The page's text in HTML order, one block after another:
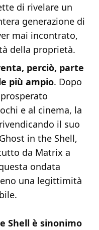
di rivelare un
generazione di
mai incontrato,
della proprietà.
perciò, parte
più ampio. Dopo
e al cinema, la
il suo
in the Shell,
da Matrix a
ondata
una legittimità
Shell è sinonimo